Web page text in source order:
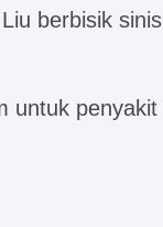
berbisik
untuk